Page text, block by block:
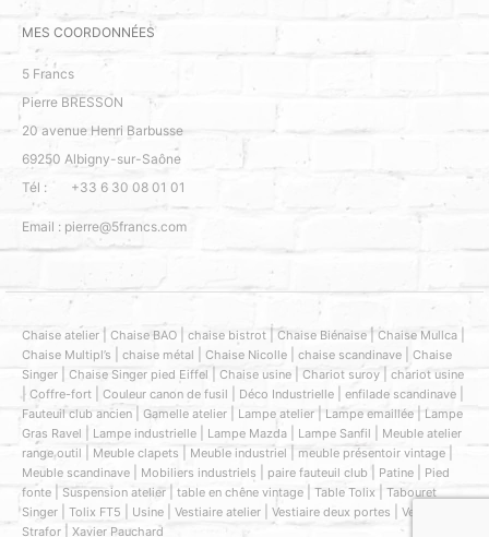
MES COORDONNÉES
5 Francs
Pierre BRESSON
20 avenue Henri Barbusse
69250 Albigny-sur-Saône
Tél :
+33 6 30 08 01 01
Email : pierre@5francs.com
Chaise atelier Chaise BAO chaise bistrot |Chaise Biénaise | Chaise Mullca
Chaise Multipl’s chaise métal Chaise Nicolle chaise scandinave
Chaise
Singer
Chaise Singer pied Eiffel Chaise usine Chariot suroy chariot usine
| Coffre-fort Couleur canon de fusil Déco Industrielle enfilade scandinave
Fauteuil club ancien Gamelle atelier Lampe atelier Lampe emaillée
Lampe
Gras Ravel
Lampe industrielle Lampe Mazda Lampe Sanfil
Meuble atelier
range outil
Meuble clapets Meuble industriel meuble présentoir vintage
Meuble scandinave Mobiliers industriels paire fauteuil club Patine
Pied
fonte
Suspension atelier table en chêne vintage Table Tolix
Tabouret
Singer
Tolix FT5 Usine Vestiaire atelier Vestiaire deux portes
Vestiaire
Strafor
Xavier Pauchard
Nous évaluons votre expérience ?
Sélectionnez
une
option
de
1
à
Pas très bien Très bonne